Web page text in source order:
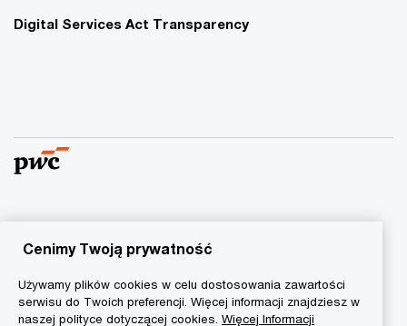
Digital Services Act Transparency
© 2015 - 2026 PwC. Wszelkie prawa zastrzeżone. Nazwa
PwC odnosi się do firm wchodzących w skład sieci PwC, z
informacji na stroniewww.pwc.com/structure.
Cenimy Twoją prywatność
Używamy plików cookies w celu dostosowania zawartości
serwisu do Twoich preferencji. Więcej informacji znajdziesz w
naszej polityce dotyczącej cookies. Więcej Informacji